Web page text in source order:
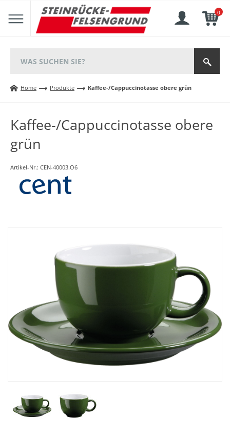
0
Home Produkte Kaffee-/Cappuccinotasse obere grün
Kaffee-/Cappuccinotasse obere
grün
Artikel-Nr.: CEN-40003.O6